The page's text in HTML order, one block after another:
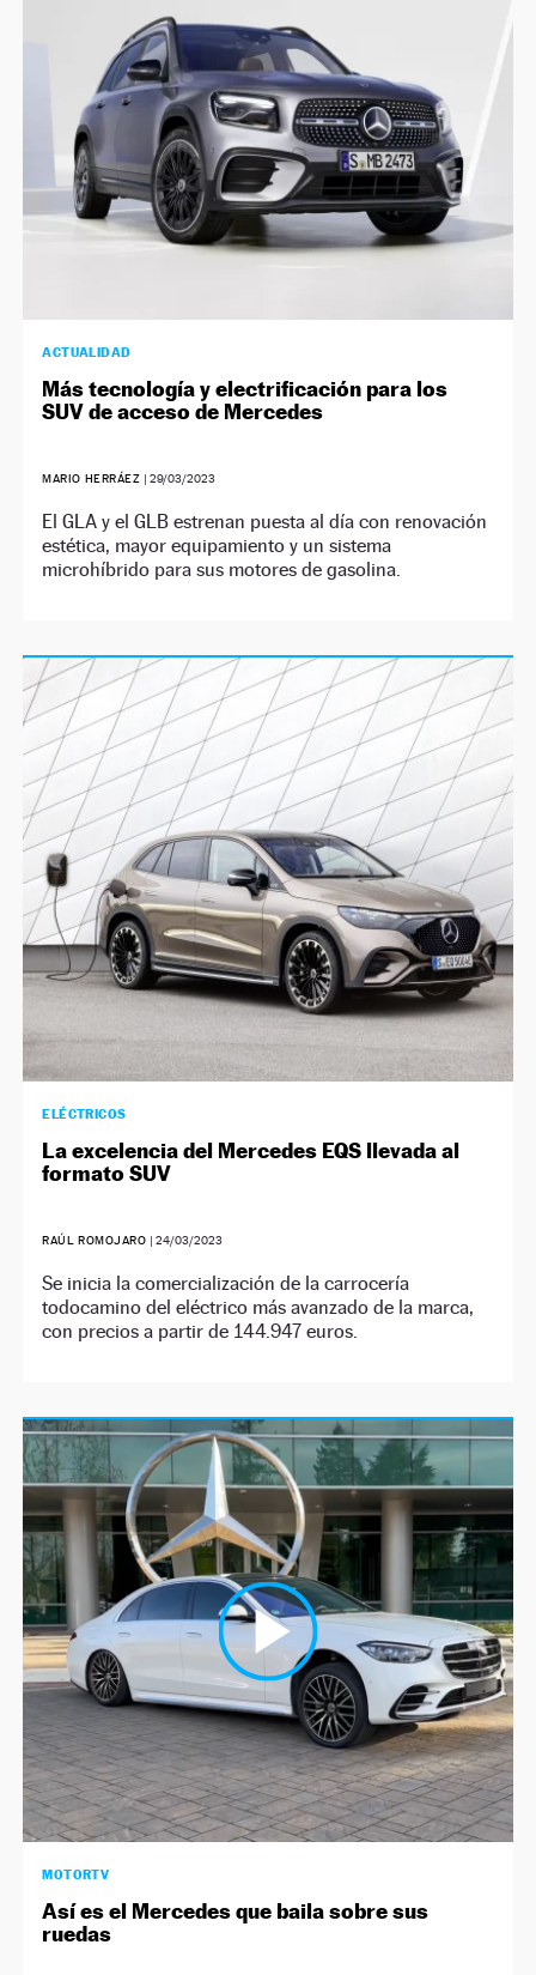
ACTUALIDAD
Más tecnología y electrificación para los
SUV de acceso de Mercedes
MARIO HERRÁEZ |29/03/2023
El GLA y el GLB estrenan puesta al día con renovación
estética, mayor equipamiento y un sistema
microhíbrido para sus motores de gasolina.
ELÉCTRICOS
La excelencia del Mercedes EQS llevada al
formato SUV
RAÚL ROMOJARO |24/03/2023
Se inicia la comercialización de la carrocería
todocamino del eléctrico más avanzado de la marca,
con precios a partir de 144.947 euros.
MOTORTV
Así es el Mercedes que baila sobre sus
ruedas